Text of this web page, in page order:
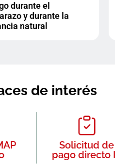
durante el
y durante la
natural
de interés
Solicitud de
pago directo